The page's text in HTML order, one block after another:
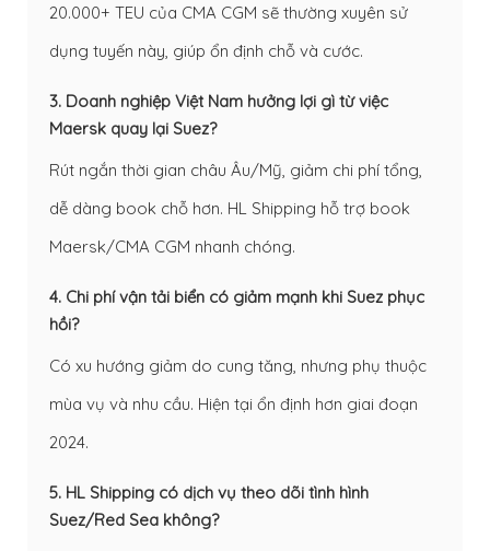
20.000+ TEU của CMA CGM sẽ thường xuyên sử
dụng tuyến này, giúp ổn định chỗ và cước.
3. Doanh nghiệp Việt Nam hưởng lợi gì từ việc
Maersk quay lại Suez?
Rút ngắn thời gian châu Âu/Mỹ, giảm chi phí tổng,
dễ dàng book chỗ hơn. HL Shipping hỗ trợ book
Maersk/CMA CGM nhanh chóng.
4. Chi phí vận tải biển có giảm mạnh khi Suez phục
hồi?
Có xu hướng giảm do cung tăng, nhưng phụ thuộc
mùa vụ và nhu cầu. Hiện tại ổn định hơn giai đoạn
2024.
5. HL Shipping có dịch vụ theo dõi tình hình
Suez/Red Sea không?